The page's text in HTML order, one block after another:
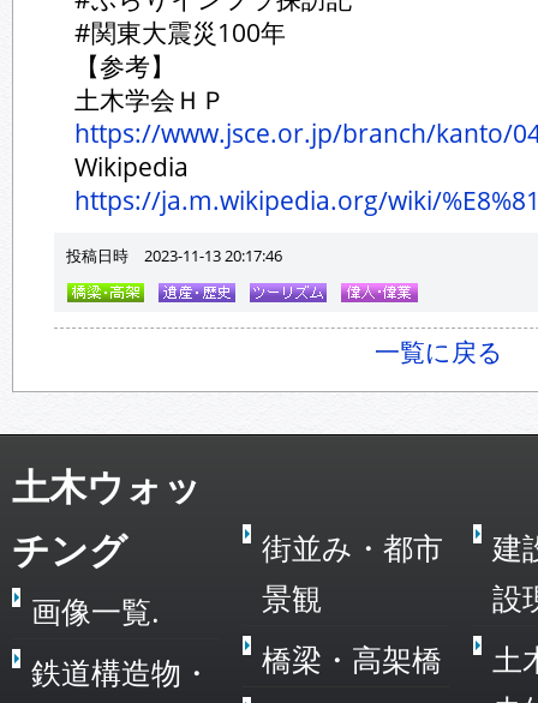
#関東大震災100年
【参考】
土木学会ＨＰ
https://www.jsce.or.jp/branch/kanto/
Wikipedia
https://ja.m.wikipedia.org/wiki/
投稿日時 2023-11-13 20:17:46
一覧に戻る
土木ウォッ
チング
画像一覧.
鉄道構造物・
街並み・都市
景観
橋梁・高架橋
建
設
土